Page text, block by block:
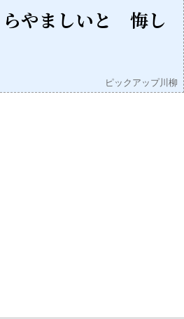
やましいと 悔し
ピックアップ川柳